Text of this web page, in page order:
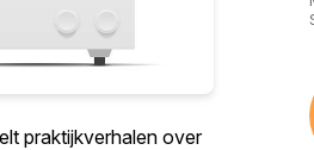
praktijkverhalen over